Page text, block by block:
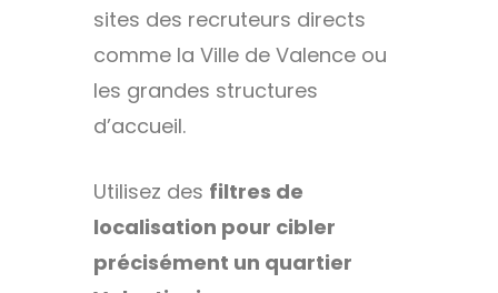
sites des recruteurs directs
comme la Ville de Valence ou
les grandes structures
d’accueil.
Utilisez des filtres de
localisation pour cibler
précisément un quartier